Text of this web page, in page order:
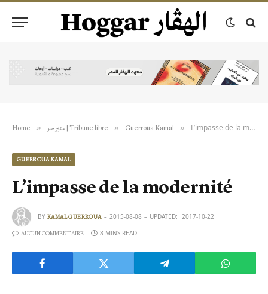
Home » منبر حر | Tribune libre » Guerroua Kamal » L’impasse de la modernité
GUERROUA KAMAL
L’impasse de la modernité
BY KAMAL GUERROUA 2015-08-08 UPDATED: 2017-10-22
AUCUN COMMENTAIRE 8 MINS READ